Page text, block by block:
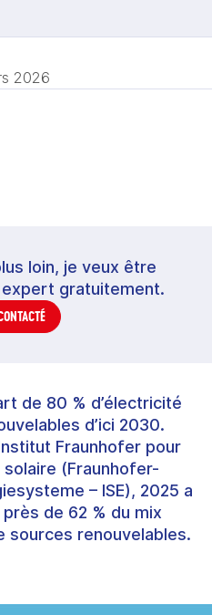
2026
loin, je veux être
gratuitement.
de 80 % d’électricité
d’ici 2030.
Fraunhofer pour
(Fraunhofer-
– ISE), 2025 a
de 62 % du mix
sources renouvelables.